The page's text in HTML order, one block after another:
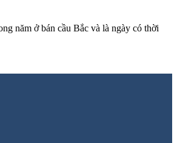
năm ở bán cầu Bắc và là ngày có thời